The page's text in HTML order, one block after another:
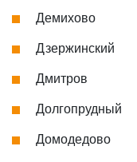
Демихово
Дзержинский
Дмитров
Долгопрудный
Домодедово